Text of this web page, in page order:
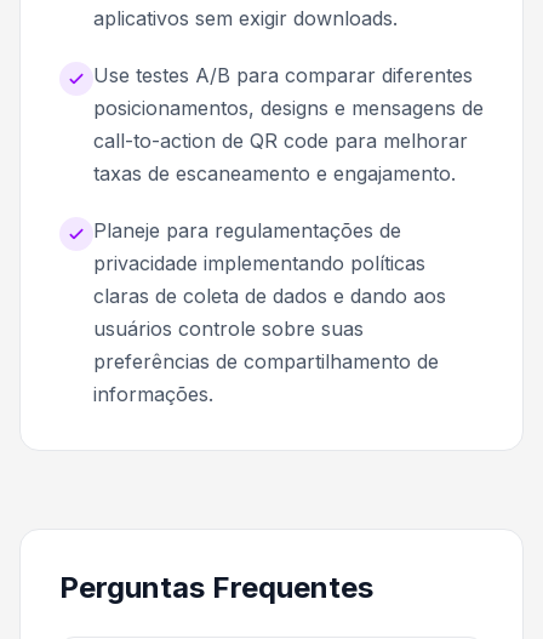
aplicativos sem exigir downloads.
Use testes A/B para comparar diferentes
posicionamentos, designs e mensagens de
call-to-action de QR code para melhorar
taxas de escaneamento e engajamento.
Planeje para regulamentações de
privacidade implementando políticas
claras de coleta de dados e dando aos
usuários controle sobre suas
preferências de compartilhamento de
informações.
Perguntas Frequentes